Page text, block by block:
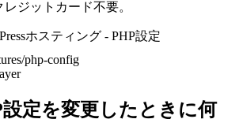
ジットカード不要。
ホスティング - PHP設定
php-config
設定を変更したときに何